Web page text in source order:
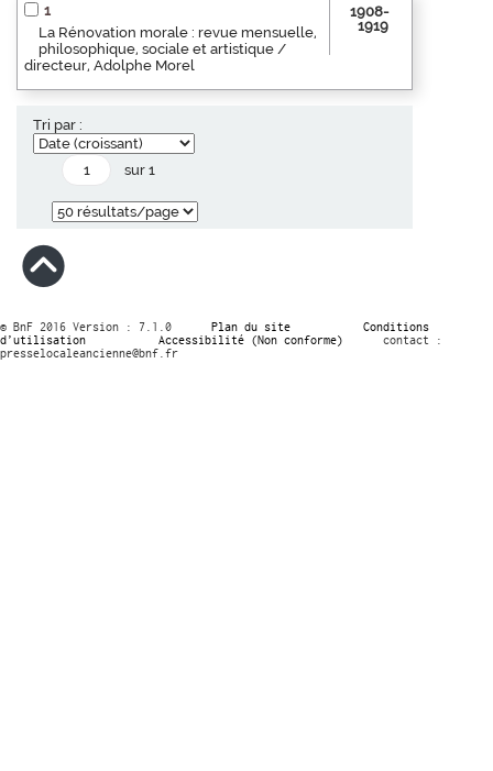
1
La Rénovation morale : revue mensuelle,
philosophique, sociale et artistique /
directeur, Adolphe Morel
1908-
1919
Tri par :
sur 1
© BnF 2016 Version : 7.1.0 Plan du site
Conditions
d’utilisation
Accessibilité (Non conforme)
contact :
presselocaleancienne@bnf.fr